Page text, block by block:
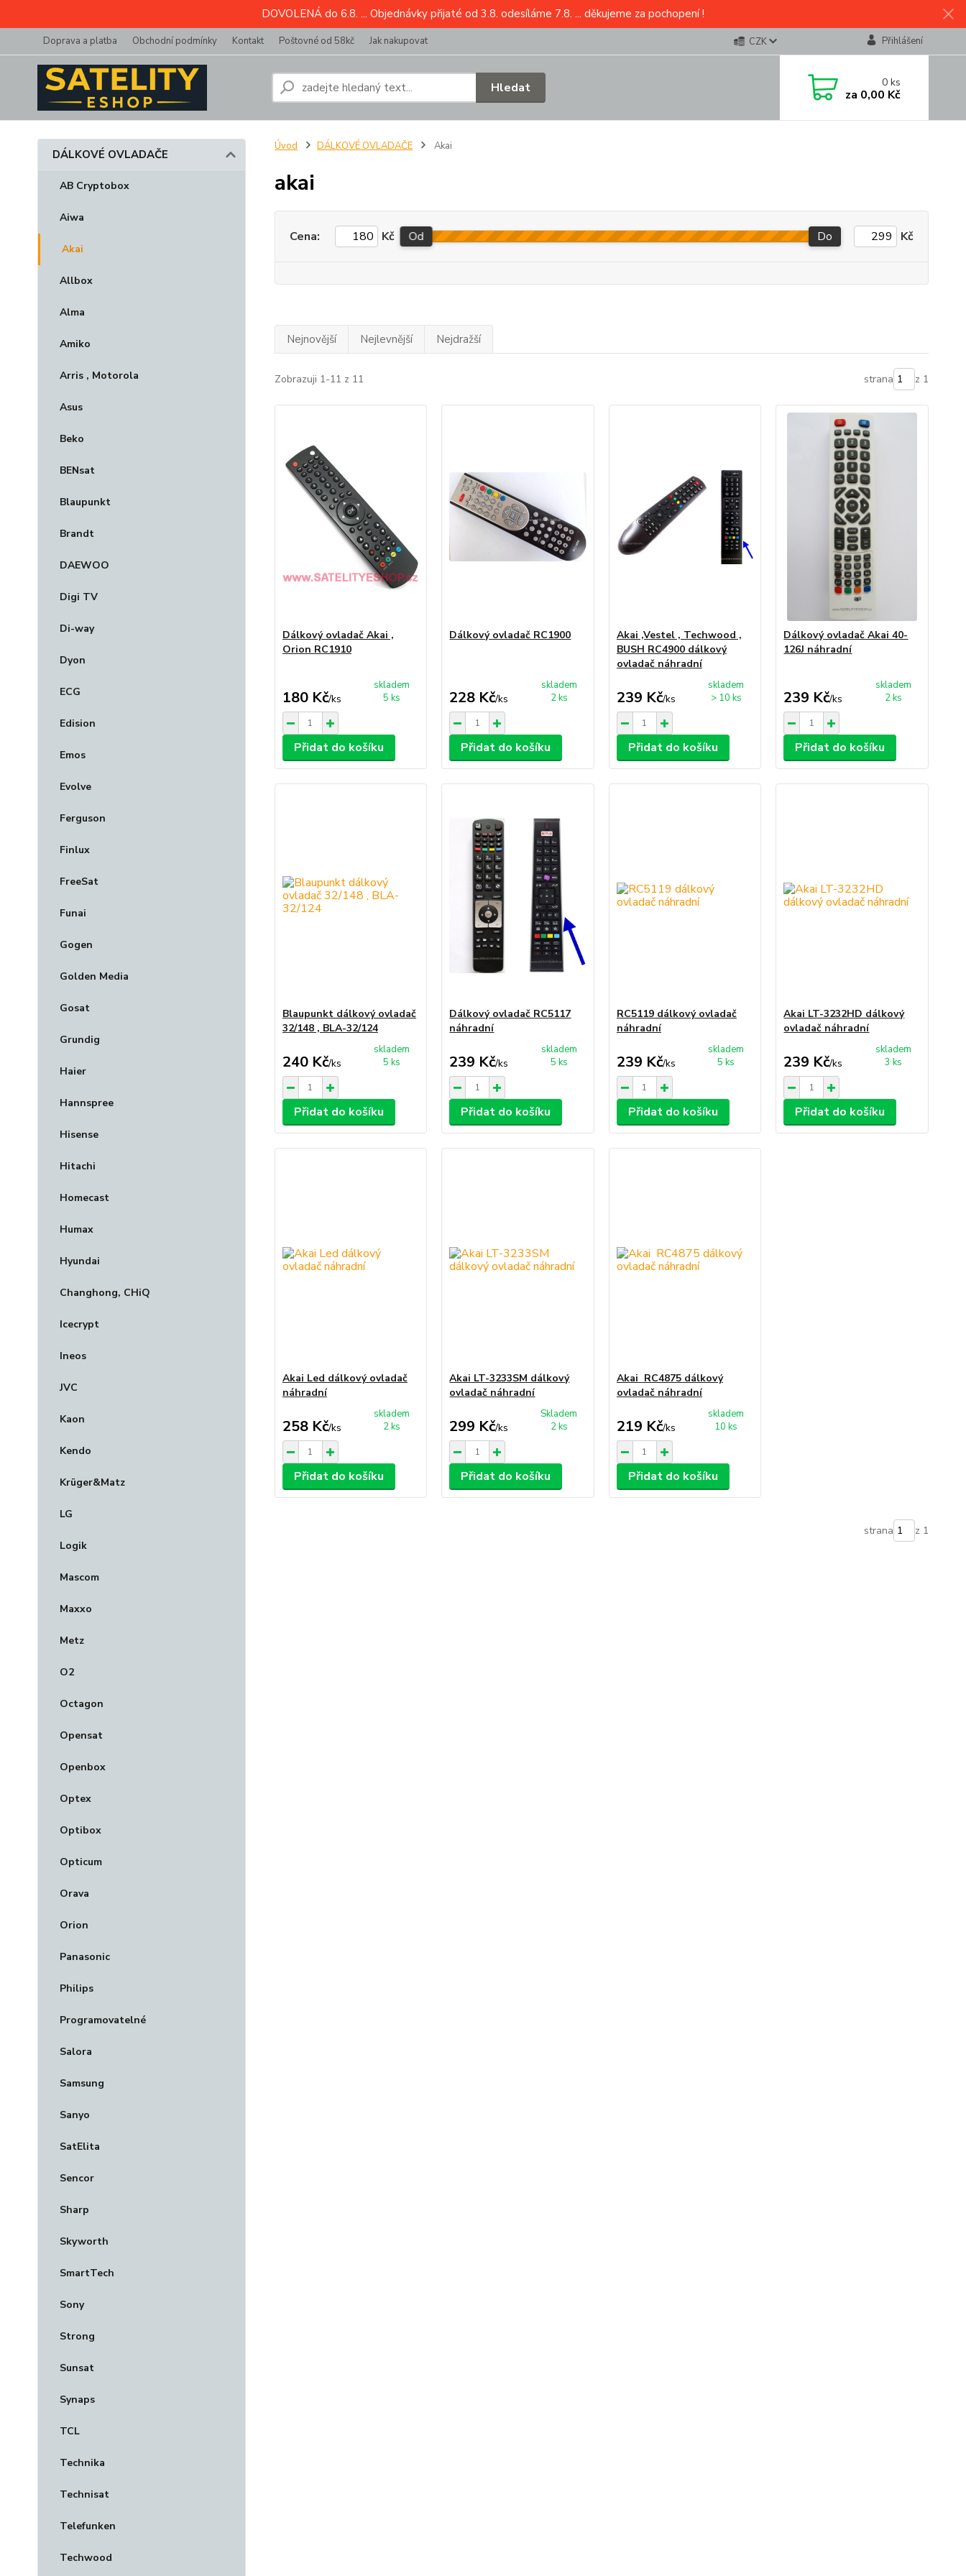
DOVOLENÁ do 6.8. ... Objednávky přijaté od 3.8. odesíláme 7.8. ... děkujeme za pochopení !
Doprava a platba Obchodní podmínky Kontakt Poštovné od 58kč Jak nakupovat CZK Přihlášení
Hledat 0ks
za 0,00 Kč
DÁLKOVÉ OVLADAČE
AB Cryptobox
Aiwa
Akai
Allbox
Alma
Amiko
Arris , Motorola
Asus
Beko
BENsat
Blaupunkt
Brandt
DAEWOO
Digi TV
Di-way
Dyon
ECG
Edision
Emos
Evolve
Ferguson
Finlux
FreeSat
Funai
Gogen
Golden Media
Gosat
Grundig
Haier
Hannspree
Hisense
Hitachi
Homecast
Humax
Hyundai
Changhong, CHiQ
Icecrypt
Ineos
JVC
Kaon
Kendo
Krüger&Matz
LG
Logik
Mascom
Maxxo
Metz
O2
Octagon
Opensat
Openbox
Optex
Optibox
Opticum
Orava
Orion
Panasonic
Philips
Programovatelné
Salora
Samsung
Sanyo
SatElita
Sencor
Sharp
Skyworth
SmartTech
Sony
Strong
Sunsat
Synaps
TCL
Technika
Technisat
Telefunken
Techwood
Úvod DÁLKOVÉ OVLADAČE Akai
akai
Cena: Kč Od Do Kč
Nejnovější Nejlevnější Nejdražší
Zobrazuji 1-11 z 11 strana z 1
Dálkový ovladač Akai ,
Orion RC1910
180 Kč/ks
skladem
5 ks
Přidat do košíku
Dálkový ovladač RC1900
228 Kč/ks
skladem
2 ks
Přidat do košíku
Akai ,Vestel , Techwood ,
BUSH RC4900 dálkový
ovladač náhradní
239 Kč/ks
skladem
> 10 ks
Přidat do košíku
Dálkový ovladač Akai 40-
126J náhradní
239 Kč/ks
skladem
2 ks
Přidat do košíku
Blaupunkt dálkový ovladač
32/148 , BLA-32/124
240 Kč/ks
skladem
5 ks
Přidat do košíku
Dálkový ovladač RC5117
náhradní
239 Kč/ks
skladem
5 ks
Přidat do košíku
RC5119 dálkový ovladač
náhradní
239 Kč/ks
skladem
5 ks
Přidat do košíku
Akai LT-3232HD dálkový
ovladač náhradní
239 Kč/ks
skladem
3 ks
Přidat do košíku
Akai Led dálkový ovladač
náhradní
258 Kč/ks
skladem
2 ks
Přidat do košíku
Akai LT-3233SM dálkový
ovladač náhradní
299 Kč/ks
Skladem
2 ks
Přidat do košíku
Akai RC4875 dálkový
ovladač náhradní
219 Kč/ks
skladem
10 ks
Přidat do košíku
strana z 1